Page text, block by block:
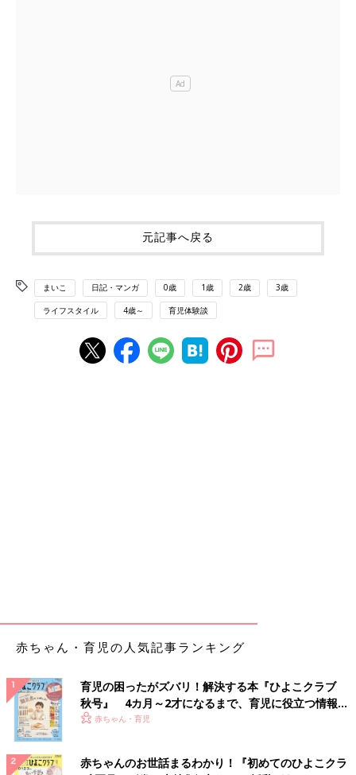
元記事へ戻る
まいこ 日記・マンガ 0歳 1歳 2歳 3歳
ライフスタイル 4歳～ 育児体験談
赤ちゃん・育児の人気記事ランキング
育児の困ったがズバリ！解決する本『ひよこクラブ
秋号』 4カ月～2才になるまで、育児に役立つ情報が
いっぱい！
赤ちゃん・育児
赤ちゃんのお世話まるわかり！『初めてのひよこクラ